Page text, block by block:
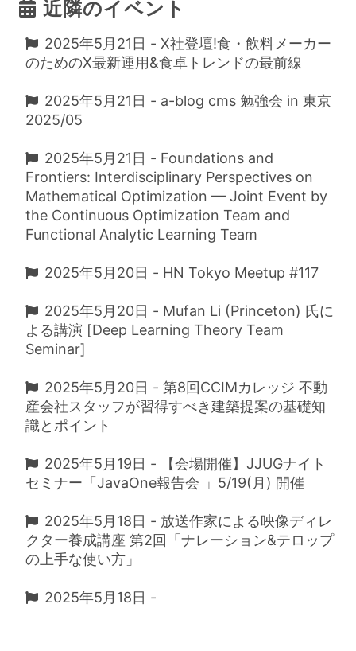
近隣のイベント
2025年5月21日 - X社登壇!食・飲料メーカー
のためのX最新運用&食卓トレンドの最前線
2025年5月21日 - a-blog cms 勉強会 in 東京
2025/05
2025年5月21日 - Foundations and
Frontiers: Interdisciplinary Perspectives on
Mathematical Optimization — Joint Event by
the Continuous Optimization Team and
Functional Analytic Learning Team
2025年5月20日 - HN Tokyo Meetup #117
2025年5月20日 - Mufan Li (Princeton) 氏に
よる講演 [Deep Learning Theory Team
Seminar]
2025年5月20日 - 第8回CCIMカレッジ 不動
産会社スタッフが習得すべき建築提案の基礎知
識とポイント
2025年5月19日 - 【会場開催】JJUGナイト
セミナー「JavaOne報告会 」5/19(月) 開催
2025年5月18日 - 放送作家による映像ディレ
クター養成講座 第2回「ナレーション&テロップ
の上手な使い方」
2025年5月18日 -